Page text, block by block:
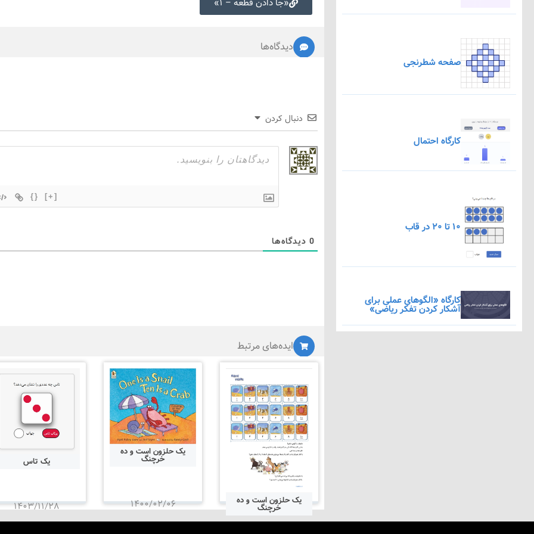
صفحه شطرنجی
کارگاه احتمال
۱۰ تا ۲۰ در قاب
کارگاه «الگوهای عملی برای
آشکار کردن تفکر ریاضی»
«جا دادن قطعه – ۱»
دیدگاه‌ها
دنبال کردن
{} [+]
0دیدگاه‌ها
ایده‌های مرتبط
یک حلزون است و ده
خرچنگ
یک حلزون است و ده
خرچنگ
۱۴۰۰/۰۲/۰۶
یک تاس
۱۴۰۳/۱۱/۲۸